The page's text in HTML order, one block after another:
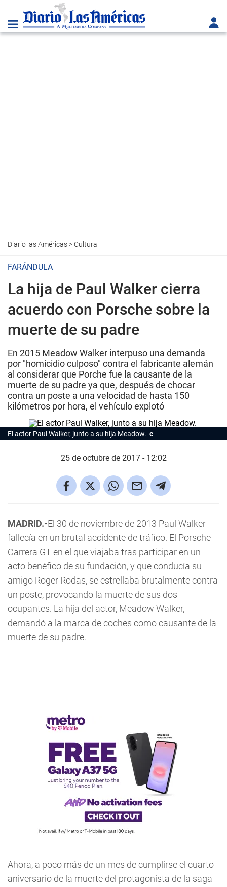
Diario las Américas> Cultura
FARÁNDULA
La hija de Paul Walker cierra
acuerdo con Porsche sobre la
muerte de su padre
En 2015 Meadow Walker interpuso una demanda
por "homicidio culposo" contra el fabricante alemán
al considerar que Porche fue la causante de la
muerte de su padre ya que, después de chocar
contra un poste a una velocidad de hasta 150
kilómetros por hora, el vehículo explotó
El actor Paul Walker, junto a su hija Meadow. c
25 de octubre de 2017 - 12:02
MADRID.-El 30 de noviembre de 2013 Paul Walker
fallecía en un brutal accidente de tráfico. El Porsche
Carrera GT en el que viajaba tras participar en un
acto benéfico de su fundación, y que conducía su
amigo Roger Rodas, se estrellaba brutalmente contra
un poste, provocando la muerte de sus dos
ocupantes. La hija del actor, Meadow Walker,
demandó a la marca de coches como causante de la
muerte de su padre.
Ahora, a poco más de un mes de cumplirse el cuarto
aniversario de la muerte del protagonista de la saga